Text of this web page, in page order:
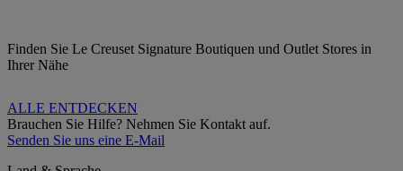
Finden Sie Le Creuset Signature Boutiquen und Outlet Stores in
Ihrer Nähe
ALLE ENTDECKEN
Brauchen Sie Hilfe? Nehmen Sie Kontakt auf.
Senden Sie uns eine E-Mail